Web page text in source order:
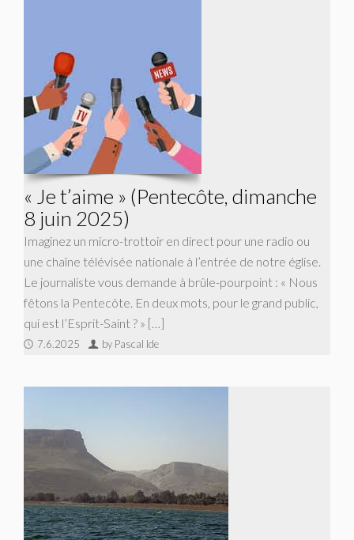
« Je t’aime » (Pentecôte, dimanche
8 juin 2025)
Imaginez un micro-trottoir en direct pour une radio ou
une chaîne télévisée nationale à l’entrée de notre église.
Le journaliste vous demande à brûle-pourpoint : « Nous
fêtons la Pentecôte. En deux mots, pour le grand public,
qui est l’Esprit-Saint ? » […]
7.6.2025 by Pascal Ide